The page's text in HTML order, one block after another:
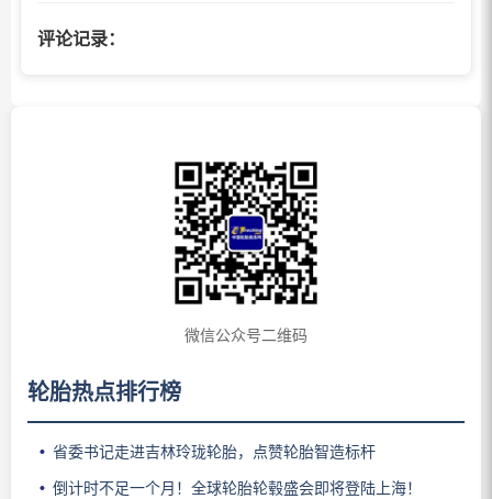
评论记录：
微信公众号二维码
轮胎热点排行榜
省委书记走进吉林玲珑轮胎，点赞轮胎智造标杆
倒计时不足一个月！全球轮胎轮毂盛会即将登陆上海！